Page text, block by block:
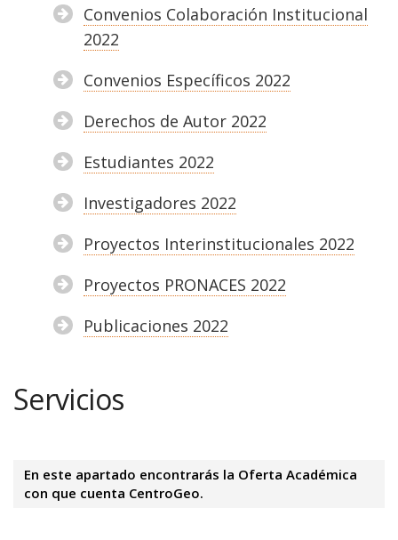
Convenios Colaboración Institucional
2022
Convenios Específicos 2022
Derechos de Autor 2022
Estudiantes 2022
Investigadores 2022
Proyectos Interinstitucionales 2022
Proyectos PRONACES 2022
Publicaciones 2022
Servicios
En este apartado encontrarás la Oferta Académica
con que cuenta CentroGeo.